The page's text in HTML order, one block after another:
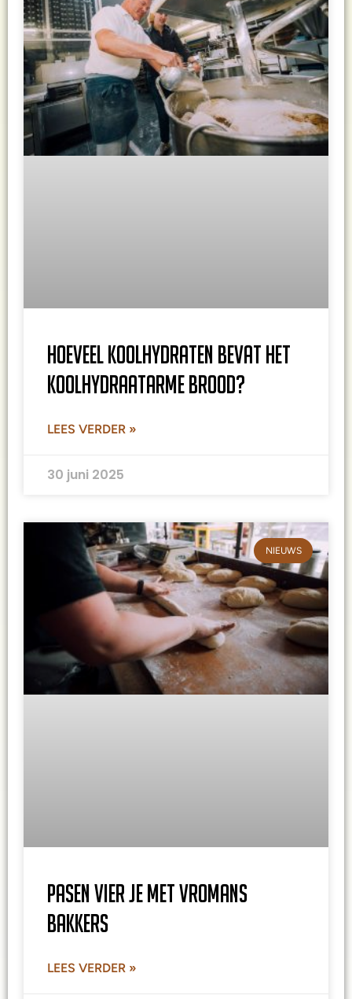
Hoeveel koolhydraten bevat het
koolhydraatarme brood?
LEES VERDER »
30 juni 2025
NIEUWS
Pasen vier je met Vromans
Bakkers
LEES VERDER »